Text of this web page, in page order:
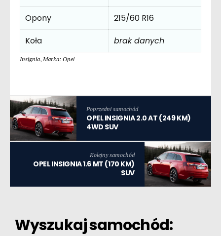
Opony
215/60 R16
Koła
brak danych
Insignia, Marka: Opel
Poprzedni samochód
OPEL INSIGNIA 2.0 AT (249 KM)
4WD SUV
Kolejny samochód
OPEL INSIGNIA 1.6 MT (170 KM)
SUV
Wyszukaj samochód: